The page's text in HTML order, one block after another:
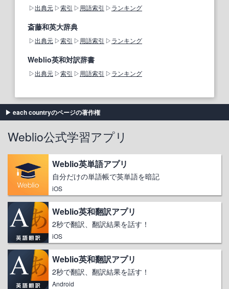
出典元 索引 用語索引 ランキング
斎藤和英大辞典
出典元 索引 用語索引 ランキング
Weblio英和対訳辞書
出典元 索引 用語索引 ランキング
each countryのページの著作権
Weblio公式学習アプリ
Weblio英単語アプリ
自分だけの単語帳で英単語を暗記
iOS
Weblio英和翻訳アプリ
2秒で翻訳、翻訳結果を話す！
iOS
Weblio英和翻訳アプリ
2秒で翻訳、翻訳結果を話す！
Android